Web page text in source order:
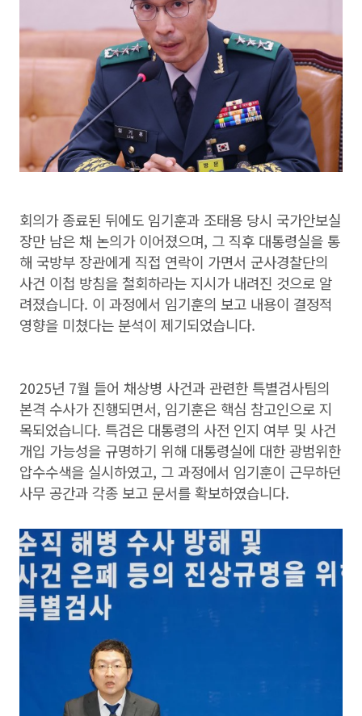
회의가 종료된 뒤에도 임기훈과 조태용 당시 국가안보실
장만 남은 채 논의가 이어졌으며, 그 직후 대통령실을 통
해 국방부 장관에게 직접 연락이 가면서 군사경찰단의
사건 이첩 방침을 철회하라는 지시가 내려진 것으로 알
려졌습니다. 이 과정에서 임기훈의 보고 내용이 결정적
영향을 미쳤다는 분석이 제기되었습니다.
2025년 7월 들어 채상병 사건과 관련한 특별검사팀의
본격 수사가 진행되면서, 임기훈은 핵심 참고인으로 지
목되었습니다. 특검은 대통령의 사전 인지 여부 및 사건
개입 가능성을 규명하기 위해 대통령실에 대한 광범위한
압수수색을 실시하였고, 그 과정에서 임기훈이 근무하던
사무 공간과 각종 보고 문서를 확보하였습니다.